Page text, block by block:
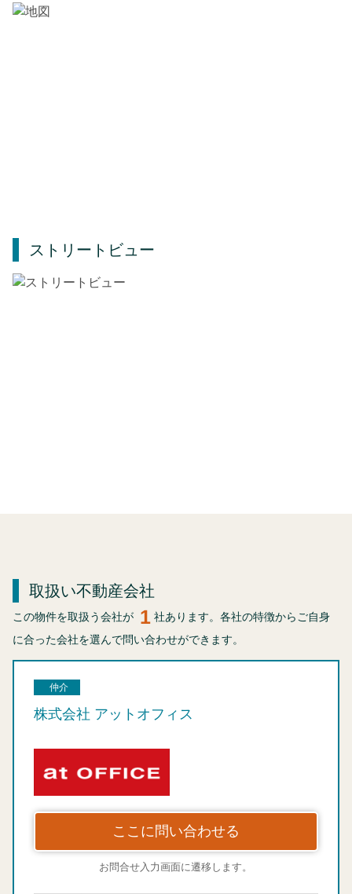
ストリートビュー
取扱い不動産会社
この物件を取扱う会社が 1 社あります。各社の特徴からご自身
に合った会社を選んで問い合わせができます。
仲介
株式会社 アットオフィス
ここに問い合わせる
お問合せ入力画面に遷移します。